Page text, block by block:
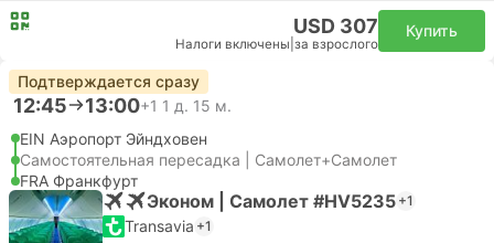
USD 307
Налоги включены за взрослого
Купить
Подтверждается сразу
12:45 13:00+1 1 д. 15 м.
EIN Аэропорт Эйндховен
Самостоятельная пересадка | Самолет+Самолет
FRA Франкфурт
Эконом | Самолет #HV5235 +1
Transavia +1